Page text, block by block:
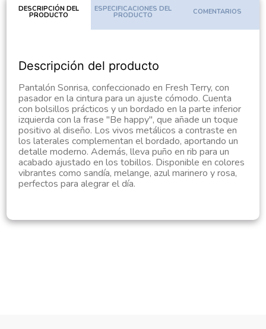
DESCRIPCIÓN DEL
PRODUCTO
ESPECIFICACIONES DEL
PRODUCTO COMENTARIOS
Descripción del producto
Pantalón Sonrisa, confeccionado en Fresh Terry, con
pasador en la cintura para un ajuste cómodo. Cuenta
con bolsillos prácticos y un bordado en la parte inferior
izquierda con la frase "Be happy", que añade un toque
positivo al diseño. Los vivos metálicos a contraste en
los laterales complementan el bordado, aportando un
detalle moderno. Además, lleva puño en rib para un
acabado ajustado en los tobillos. Disponible en colores
vibrantes como sandía, melange, azul marinero y rosa,
perfectos para alegrar el día.